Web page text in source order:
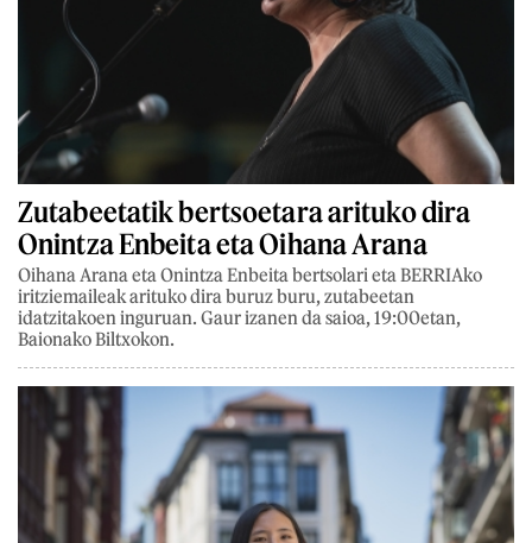
Zutabeetatik bertsoetara arituko dira
Onintza Enbeita eta Oihana Arana
Oihana Arana eta Onintza Enbeita bertsolari eta BERRIAko
iritziemaileak arituko dira buruz buru, zutabeetan
idatzitakoen inguruan. Gaur izanen da saioa, 19:00etan,
Baionako Biltxokon.